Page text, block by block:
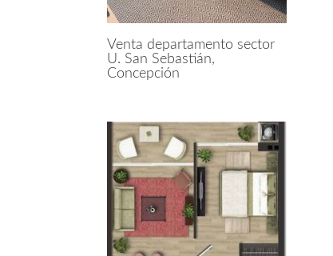
Venta departamento sector
U. San Sebastián,
Concepción